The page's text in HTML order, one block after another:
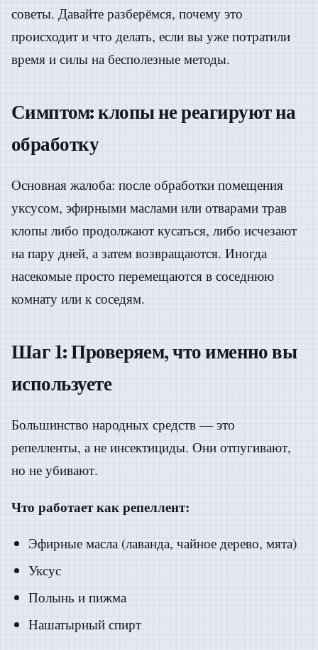
советы. Давайте разберёмся, почему это
происходит и что делать, если вы уже потратили
время и силы на бесполезные методы.
Симптом: клопы не реагируют на
обработку
Основная жалоба: после обработки помещения
уксусом, эфирными маслами или отварами трав
клопы либо продолжают кусаться, либо исчезают
на пару дней, а затем возвращаются. Иногда
насекомые просто перемещаются в соседнюю
комнату или к соседям.
Шаг 1: Проверяем, что именно вы
используете
Большинство народных средств — это
репелленты, а не инсектициды. Они отпугивают,
но не убивают.
Что работает как репеллент:
Эфирные масла (лаванда, чайное дерево, мята)
Уксус
Полынь и пижма
Нашатырный спирт